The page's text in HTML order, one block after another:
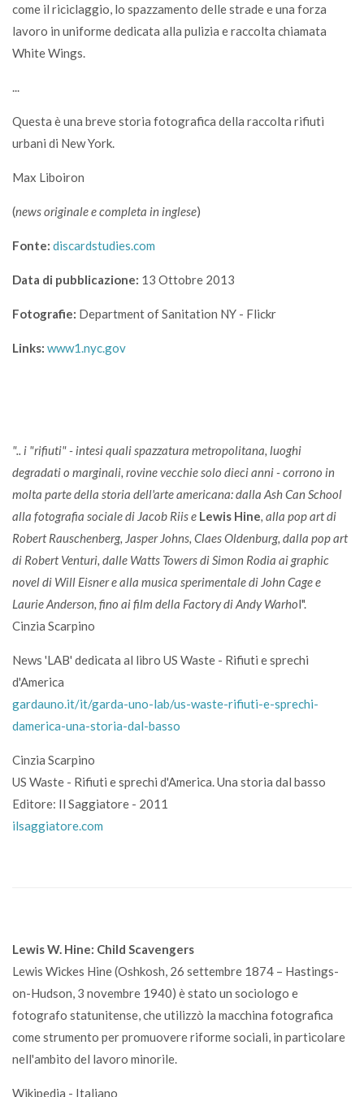
come il riciclaggio, lo spazzamento delle strade e una forza
lavoro in uniforme dedicata alla pulizia e raccolta chiamata
White Wings.
...
Questa è una breve storia fotografica della raccolta rifiuti
urbani di New York.
Max Liboiron
(news originale e completa in inglese)
Fonte: discardstudies.com
Data di pubblicazione: 13 Ottobre 2013
Fotografie: Department of Sanitation NY - Flickr
Links: www1.nyc.gov
".. i "rifiuti" - intesi quali spazzatura metropolitana, luoghi
degradati o marginali, rovine vecchie solo dieci anni - corrono in
molta parte della storia dell'arte americana: dalla Ash Can School
alla fotografia sociale di Jacob Riis e Lewis Hine, alla pop art di
Robert Rauschenberg, Jasper Johns, Claes Oldenburg, dalla pop art
di Robert Venturi, dalle Watts Towers di Simon Rodia ai graphic
novel di Will Eisner e alla musica sperimentale di John Cage e
Laurie Anderson, fino ai film della Factory di Andy Warhol".
Cinzia Scarpino
News 'LAB' dedicata al libro US Waste - Rifiuti e sprechi
d'America
gardauno.it/it/garda-uno-lab/us-waste-rifiuti-e-sprechi-
damerica-una-storia-dal-basso
Cinzia Scarpino
US Waste - Rifiuti e sprechi d'America. Una storia dal basso
Editore: Il Saggiatore - 2011
ilsaggiatore.com
Lewis W. Hine: Child Scavengers
Lewis Wickes Hine (Oshkosh, 26 settembre 1874 – Hastings-
on-Hudson, 3 novembre 1940) è stato un sociologo e
fotografo statunitense, che utilizzò la macchina fotografica
come strumento per promuovere riforme sociali, in particolare
nell'ambito del lavoro minorile.
Wikipedia - Italiano